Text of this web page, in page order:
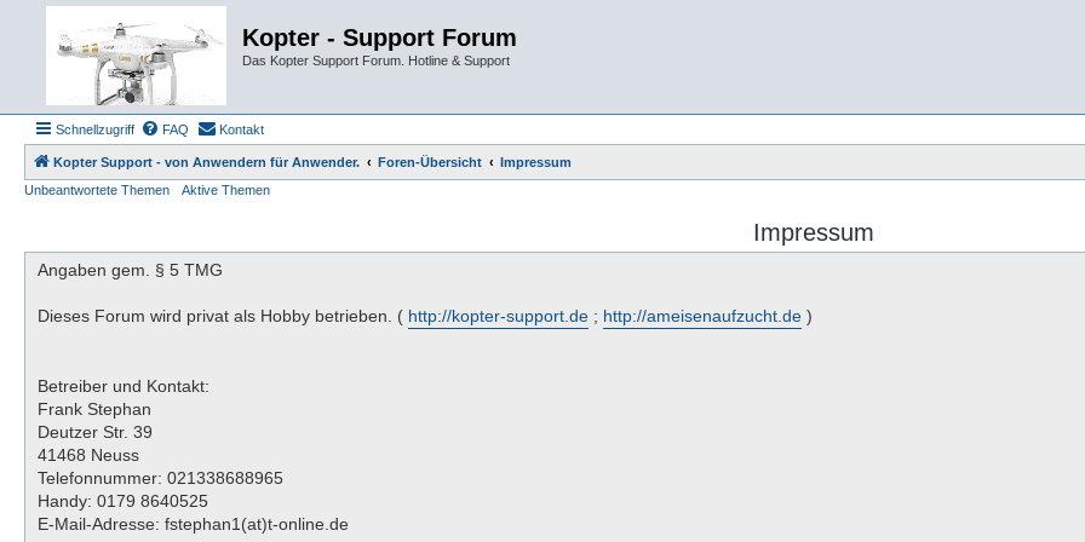
Kopter - Support Forum
Das Kopter Support Forum. Hotline & Support
Schnellzugriff FAQ Kontakt
Kopter Support - von Anwendern für Anwender. Foren-Übersicht
Impressum
Unbeantwortete Themen
Aktive Themen
Impressum
Angaben gem. § 5 TMG
Dieses Forum wird privat als Hobby betrieben. ( http://kopter-support.de ; http://ameisenaufzucht.de )
Betreiber und Kontakt:
Frank Stephan
Deutzer Str. 39
41468 Neuss
Telefonnummer: 021338688965
Handy: 0179 8640525
E-Mail-Adresse: fstephan1(at)t-online.de